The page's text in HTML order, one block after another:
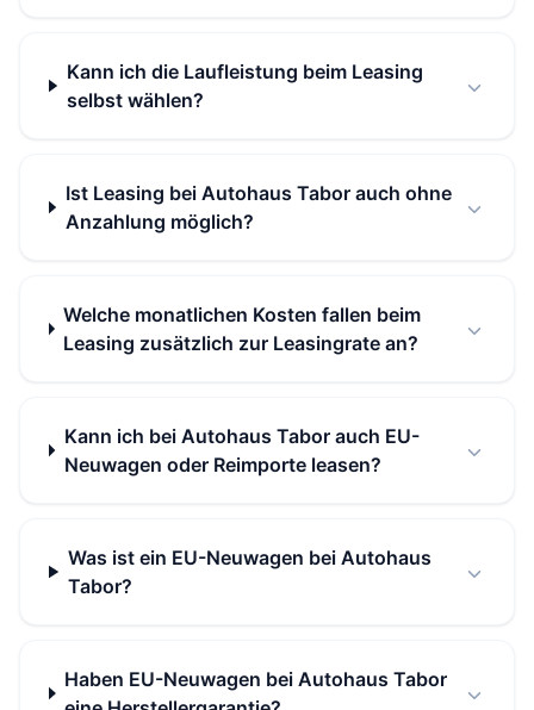
Kann ich die Laufleistung beim Leasing
selbst wählen?
Ist Leasing bei Autohaus Tabor auch ohne
Anzahlung möglich?
Welche monatlichen Kosten fallen beim
Leasing zusätzlich zur Leasingrate an?
Kann ich bei Autohaus Tabor auch EU-
Neuwagen oder Reimporte leasen?
Was ist ein EU-Neuwagen bei Autohaus
Tabor?
Haben EU-Neuwagen bei Autohaus Tabor